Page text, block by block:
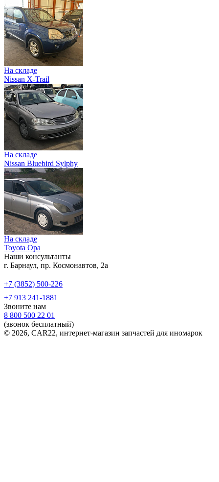
На складе
Nissan X-Trail
На складе
Nissan Bluebird Sylphy
На складе
Toyota Opa
Наши консультанты
г. Барнаул, пр. Космонавтов, 2а
+7 (3852) 500-226
+7 913 241-1881
Звоните нам
8 800 500 22 01
(звонок бесплатный)
© 2026, CAR22, интернет-магазин запчастей для иномарок